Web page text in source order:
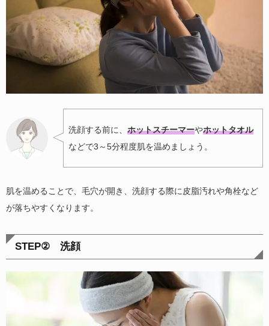
洗顔する前に、 ホットスチーマーやホットタオル
などで3～5分程度肌を温めましょう。
肌を温めることで、毛穴が開き、洗顔する際に皮脂汚れや角栓など
が落ちやすくなります。
STEP② 洗顔